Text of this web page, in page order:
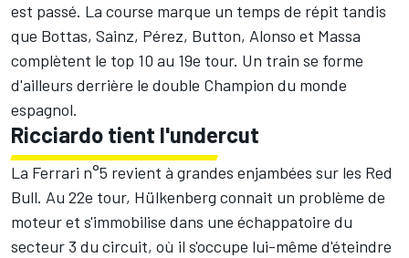
est passé. La course marque un temps de répit tandis
que Bottas, Sainz, Pérez, Button, Alonso et Massa
complètent le top 10 au 19e tour. Un train se forme
d'ailleurs derrière le double Champion du monde
espagnol.
Ricciardo tient l'undercut
La Ferrari n°5 revient à grandes enjambées sur les Red
Bull. Au 22e tour, Hülkenberg connait un problème de
moteur et s'immobilise dans une échappatoire du
secteur 3 du circuit, où il s'occupe lui-même d'éteindre